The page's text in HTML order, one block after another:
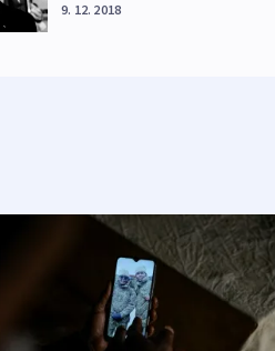
9. 12. 2018